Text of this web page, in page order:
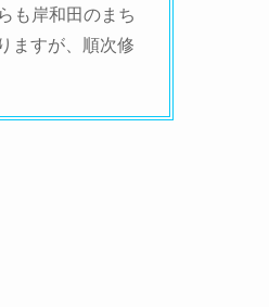
も岸和田のまち
ますが、順次修